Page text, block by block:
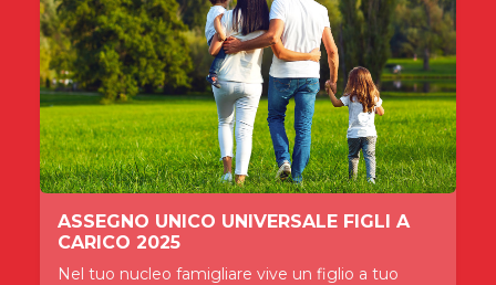
ASSEGNO UNICO UNIVERSALE FIGLI A
CARICO 2025
Nel tuo nucleo famigliare vive un figlio a tuo